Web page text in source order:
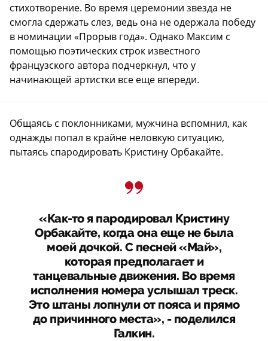
стихотворение. Во время церемонии звезда не
смогла сдержать слез, ведь она не одержала победу
в номинации «Прорыв года». Однако Максим с
помощью поэтических строк известного
французского автора подчеркнул, что у
начинающей артистки все еще впереди.
Общаясь с поклонниками, мужчина вспомнил, как
однажды попал в крайне неловкую ситуацию,
пытаясь спародировать Кристину Орбакайте.
«Как-то я пародировал Кристину
Орбакайте, когда она еще не была
моей дочкой. С песней «Май»,
которая предполагает и
танцевальные движения. Во время
исполнения номера услышал треск.
Это штаны лопнули от пояса и прямо
до причинного места», - поделился
Галкин.